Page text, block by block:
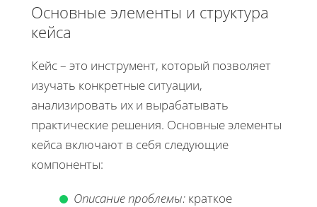
Основные элементы и структура
кейса
Кейс – это инструмент, который позволяет
изучать конкретные ситуации,
анализировать их и вырабатывать
практические решения. Основные элементы
кейса включают в себя следующие
компоненты:
Описание проблемы: краткое